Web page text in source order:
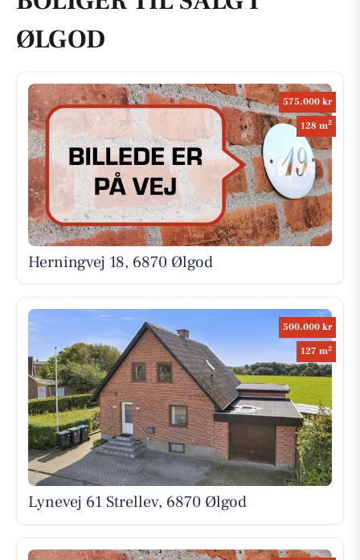
ØLGOD
575.000 kr
128 m2
Herningvej 18, 6870 Ølgod
500.000 kr
127 m2
Lynevej 61 Strellev, 6870 Ølgod